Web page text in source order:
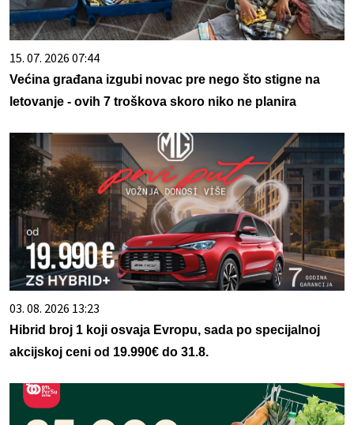
15. 07. 2026 07:44
Većina građana izgubi novac pre nego što stigne na
letovanje - ovih 7 troškova skoro niko ne planira
03. 08. 2026 13:23
Hibrid broj 1 koji osvaja Evropu, sada po specijalnoj
akcijskoj ceni od 19.990€ do 31.8.